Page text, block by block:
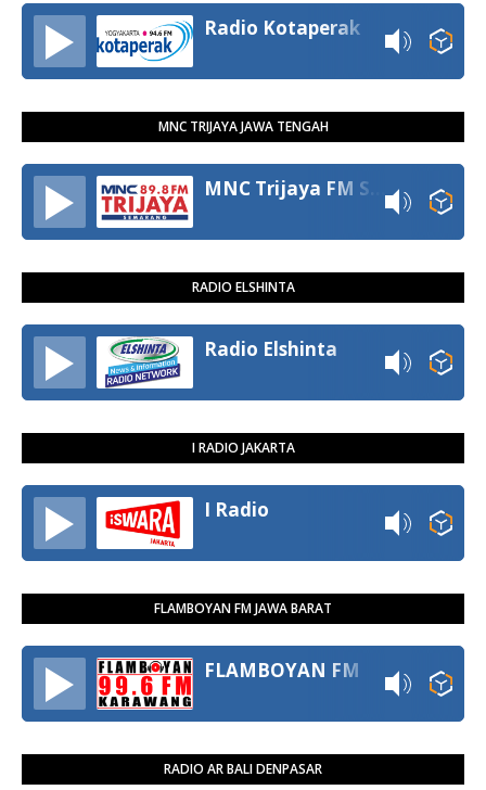
Radio Kotaperak
MNC TRIJAYA JAWA TENGAH
RADIO ELSHINTA
Radio Elshinta
I RADIO JAKARTA
I Radio
FLAMBOYAN FM JAWA BARAT
FLAMBOYAN FM
RADIO AR BALI DENPASAR